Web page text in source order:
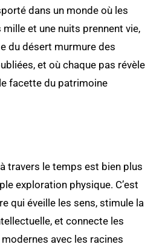
dans un monde où les
et une nuits prennent vie,
du désert murmure des
et où chaque pas révèle
facette du patrimoine
travers le temps est bien plus
exploration physique. C’est
qui éveille les sens, stimule la
et connecte les
avec les racines